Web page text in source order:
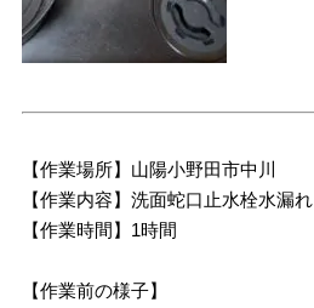
【作業場所】山陽小野田市中川
【作業内容】洗面蛇口止水栓水漏れ
【作業時間】1時間
【作業前の様子】